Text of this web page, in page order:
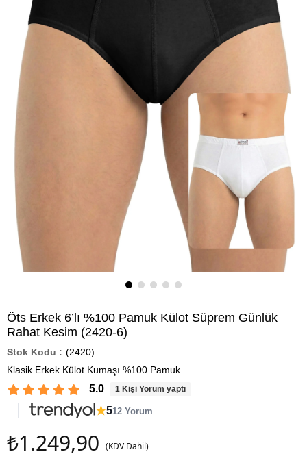
Öts Erkek 6’lı %100 Pamuk Külot Süprem Günlük
Rahat Kesim (2420-6)
(2420)
Klasik Erkek Külot Kumaşı %100 Pamuk
5.0 1 Kişi Yorum yaptı
★512 Yorum
₺1.249,90 (KDV Dahil)